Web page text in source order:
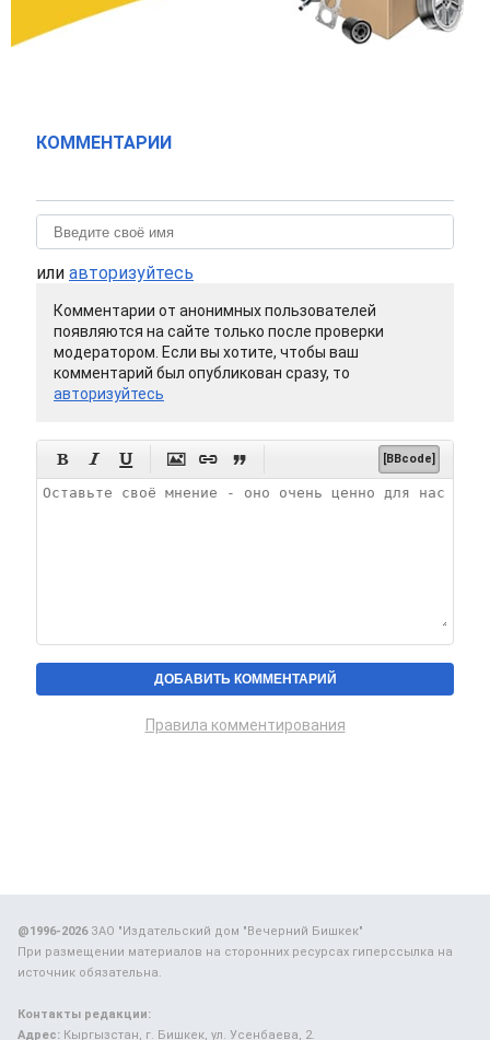
КОММЕНТАРИИ
или авторизуйтесь
Комментарии от анонимных пользователей
появляются на сайте только после проверки
модератором. Если вы хотите, чтобы ваш
комментарий был опубликован сразу, то
авторизуйтесь
      [BBcode]
Правила комментирования
@1996-2026ЗАО "Издательский дом "Вечерний Бишкек"
При размещении материалов на сторонних ресурсах гиперссылка на
источник обязательна.
Контакты редакции:
Адрес: Кыргызстан, г. Бишкек, ул. Усенбаева, 2.